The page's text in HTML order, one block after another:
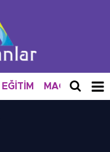
EĞİTİM MAGAZİN